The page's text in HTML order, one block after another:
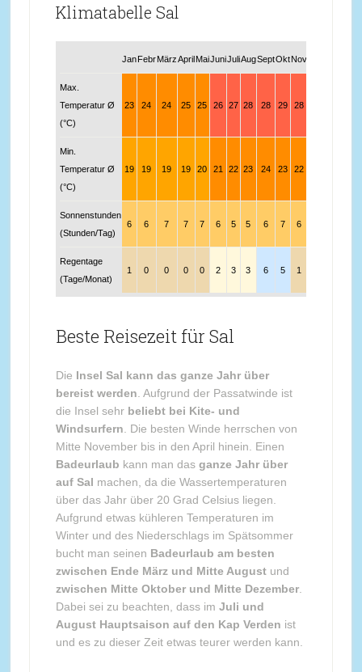
Klimatabelle Sal
JanFebrMärzAprilMaiJuniJuliAugSeptOktNov
Max.
Temperatur Ø
(°C)
23 24 24 25 25 26 27 28 28 29 28
Min.
Temperatur Ø
(°C)
19 19 19 19 20 21 22 23 24 23 22
Sonnenstunden
(Stunden/Tag)
6 6 7 7 7 6 5 5 6 7 6
Regentage
(Tage/Monat)
1 0 0 0 0 2 3 3 6 5 1
Beste Reisezeit für Sal
Die Insel Sal kann das ganze Jahr über
bereist werden . Aufgrund der Passatwinde ist
die Insel sehr beliebt bei Kite- und
Windsurfern . Die besten Winde herrschen von
Mitte November bis in den April hinein. Einen
Badeurlaub kann man das ganze Jahr über
auf Sal machen, da die Wassertemperaturen
über das Jahr über 20 Grad Celsius liegen.
Aufgrund etwas kühleren Temperaturen im
Winter und des Niederschlags im Spätsommer
bucht man seinen Badeurlaub am besten
zwischen Ende März und Mitte Augustund
zwischen Mitte Oktober und Mitte Dezember.
Dabei sei zu beachten, dass im Juli und
August Hauptsaison auf den Kap Verden ist
und es zu dieser Zeit etwas teurer werden kann.